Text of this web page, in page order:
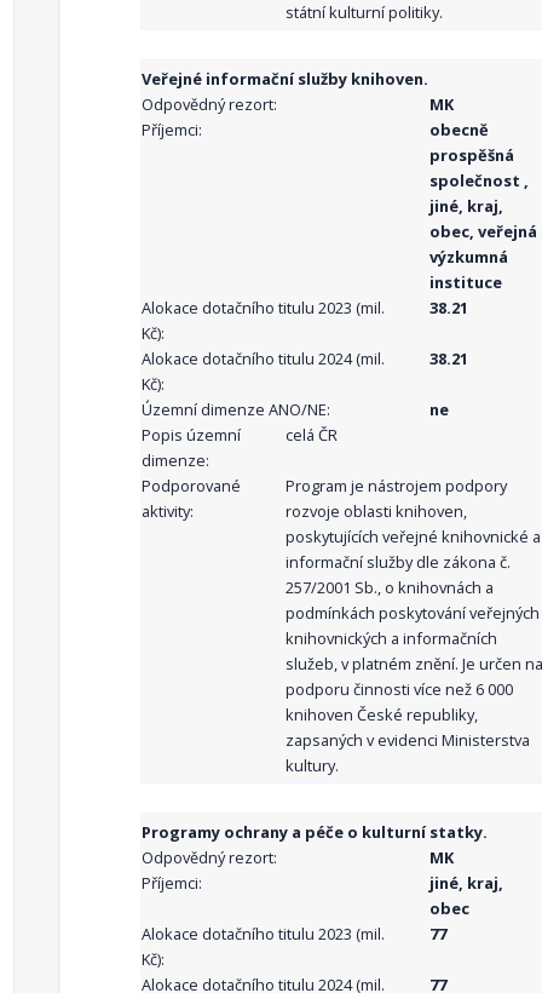
státní kulturní politiky.
Veřejné informační služby knihoven.
Odpovědný rezort:
MK
Příjemci:
obecně
prospěšná
společnost ,
jiné, kraj,
obec, veřejná
výzkumná
instituce
Alokace dotačního titulu 2023 (mil.
Kč):
38.21
Alokace dotačního titulu 2024 (mil.
Kč):
38.21
Územní dimenze ANO/NE:
ne
Popis územní
dimenze:
celá ČR
Podporované
aktivity:
Program je nástrojem podpory
rozvoje oblasti knihoven,
poskytujících veřejné knihovnické a
informační služby dle zákona č.
257/2001 Sb., o knihovnách a
podmínkách poskytování veřejných
knihovnických a informačních
služeb, v platném znění. Je určen na
podporu činnosti více než 6 000
knihoven České republiky,
zapsaných v evidenci Ministerstva
kultury.
Programy ochrany a péče o kulturní statky.
Odpovědný rezort:
MK
Příjemci:
jiné, kraj,
obec
Alokace dotačního titulu 2023 (mil.
Kč):
77
Alokace dotačního titulu 2024 (mil.
77